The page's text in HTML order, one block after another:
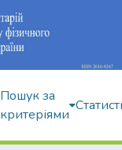
Пошук за
критеріями